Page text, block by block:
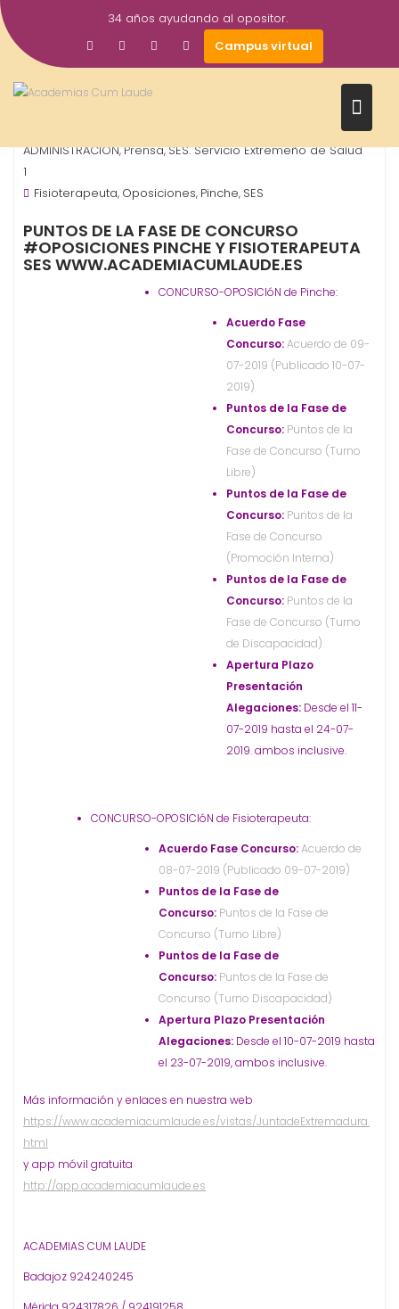
Saltar
al
contenido
34 años ayudando al opositor.
Campus virtual
Jul
2019
academiacumlaudeoposiciones
ADMINISTRACIÓN,Prensa,SES. Servicio Extremeño de Salud
1
Fisioterapeuta, Oposiciones, Pinche, SES
PUNTOS DE LA FASE DE CONCURSO
#OPOSICIONES PINCHE Y FISIOTERAPEUTA
SES WWW.ACADEMIACUMLAUDE.ES
CONCURSO-OPOSICIóN de Pinche:
Acuerdo Fase
Concurso:Acuerdo de 09-
07-2019 (Publicado 10-07-
2019)
Puntos de la Fase de
Concurso: Puntos de la
Fase de Concurso (Turno
Libre)
Puntos de la Fase de
Concurso: Puntos de la
Fase de Concurso
(Promoción Interna)
Puntos de la Fase de
Concurso: Puntos de la
Fase de Concurso (Turno
de Discapacidad)
Apertura Plazo
Presentación
Alegaciones: Desde el 11-
07-2019 hasta el 24-07-
2019. ambos inclusive.
CONCURSO-OPOSICIóN de Fisioterapeuta:
Acuerdo Fase Concurso:Acuerdo de
08-07-2019 (Publicado 09-07-2019)
Puntos de la Fase de
Concurso: Puntos de la Fase de
Concurso (Turno Libre)
Puntos de la Fase de
Concurso: Puntos de la Fase de
Concurso (Turno Discapacidad)
Apertura Plazo Presentación
Alegaciones: Desde el 10-07-2019 hasta
el 23-07-2019, ambos inclusive.
Más información y enlaces en nuestra web
https://www.academiacumlaude.es/vistas/JuntadeExtremadura.
html
y app móvil gratuita
http://app.academiacumlaude.es
ACADEMIAS CUM LAUDE
Badajoz 924240245